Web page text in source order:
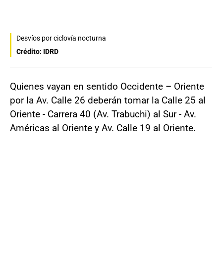
Desvíos por ciclovía nocturna
Crédito: IDRD
Quienes vayan en sentido Occidente – Oriente
por la Av. Calle 26 deberán tomar la Calle 25 al
Oriente - Carrera 40 (Av. Trabuchi) al Sur - Av.
Américas al Oriente y Av. Calle 19 al Oriente.